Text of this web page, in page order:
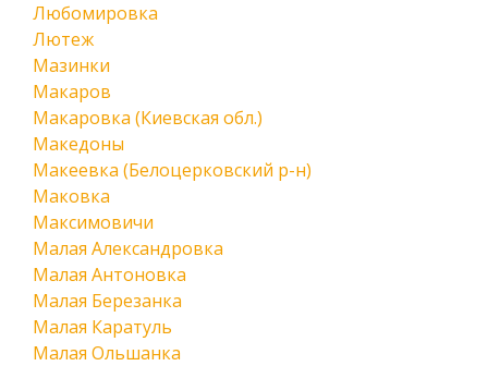
Любомировка
Лютеж
Мазинки
Макаров
Макаровка (Киевская обл.)
Македоны
Макеевка (Белоцерковский р-н)
Маковка
Максимовичи
Малая Александровка
Малая Антоновка
Малая Березанка
Малая Каратуль
Малая Ольшанка